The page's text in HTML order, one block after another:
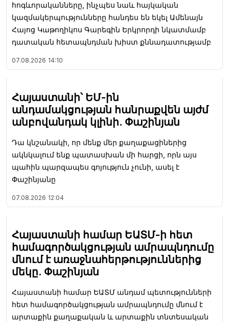
հոգևորականները, ինչպես նաև հայկական
կազմակերպությունները հանդես են եկել Ամենայն
Հայոց Կաթողիկոս Գարեգին Երկրորդի նկատմամբ
դատական հետապնդման խիստ քննադատությամբ
07.08.2026 14:10
Հայաստանի՝ ԵՄ-ին
անդամակցության հանրաքվեն այժմ
անբովանդակ կլինի. Փաշինյան
Դա կնշանակի, որ մենք մեր քաղաքացիներից
ակնկալում ենք պատասխան մի հարցի, որն այս
պահին պարզապես գոյություն չունի, ասել է
Փաշինյանը
07.08.2026 12:04
Հայաստանի համար ԵԱՏՄ-ի հետ
համագործակցության ամրապնդումը
մնում է առաջնահերթություններից
մեկը. Փաշինյան
Հայաստանի համար ԵԱՏՄ անդամ պետությունների
հետ համագործակցության ամրապնդումը մնում է
արտաքին քաղաքական և արտաքին տնտեսական